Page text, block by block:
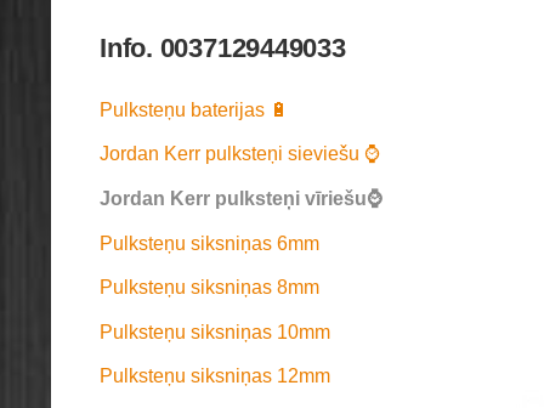
Info. 0037129449033
Pulksteņu baterijas 🔋
Jordan Kerr pulksteņi sieviešu ⌚
Jordan Kerr pulksteņi vīriešu⌚
Pulksteņu siksniņas 6mm
Pulksteņu siksniņas 8mm
Pulksteņu siksniņas 10mm
Pulksteņu siksniņas 12mm